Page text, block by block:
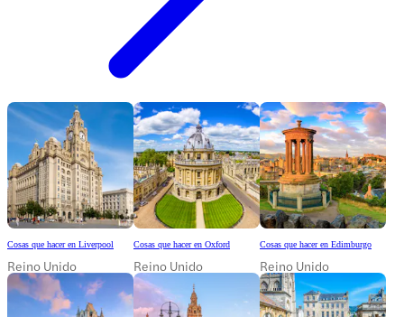
Cosas que hacer en Liverpool
Reino Unido
Cosas que hacer en Oxford
Reino Unido
Cosas que hacer en Edimburgo
Reino Unido